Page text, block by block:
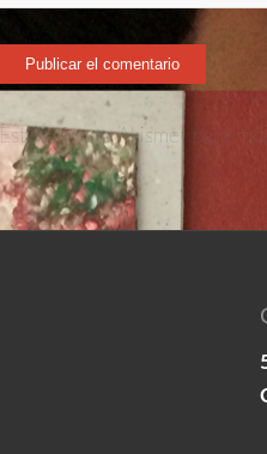
Este sitio usa Akismet para